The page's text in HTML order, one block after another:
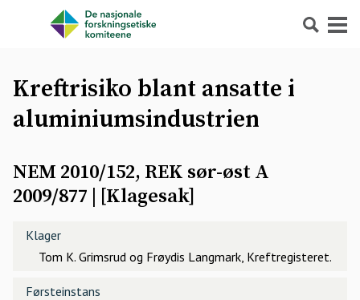
Søk Meny
Kreftrisiko blant ansatte i
aluminiumsindustrien
NEM 2010/152, REK sør-øst A
2009/877 | [Klagesak]
Klager
Tom K. Grimsrud og Frøydis Langmark, Kreftregisteret.
Førsteinstans